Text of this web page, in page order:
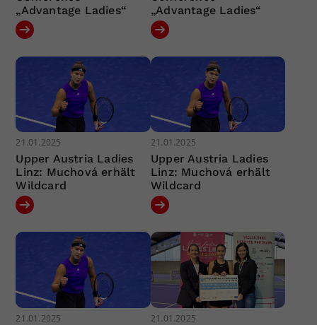
„Advantage Ladies“
„Advantage Ladies“
21.01.2025
Upper Austria Ladies
Linz: Muchová erhält
Wildcard
21.01.2025
Upper Austria Ladies
Linz: Muchová erhält
Wildcard
21.01.2025 21.01.2025